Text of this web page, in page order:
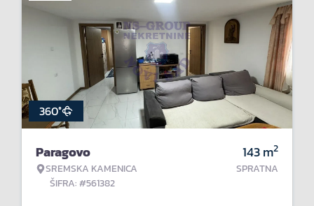
360°
Paragovo
SREMSKA KAMENICA
ŠIFRA: #561382
143m2
SPRATNA